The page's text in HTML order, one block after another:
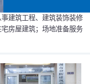
建筑工程、建筑装饰装修
房屋建筑；场地准备服务